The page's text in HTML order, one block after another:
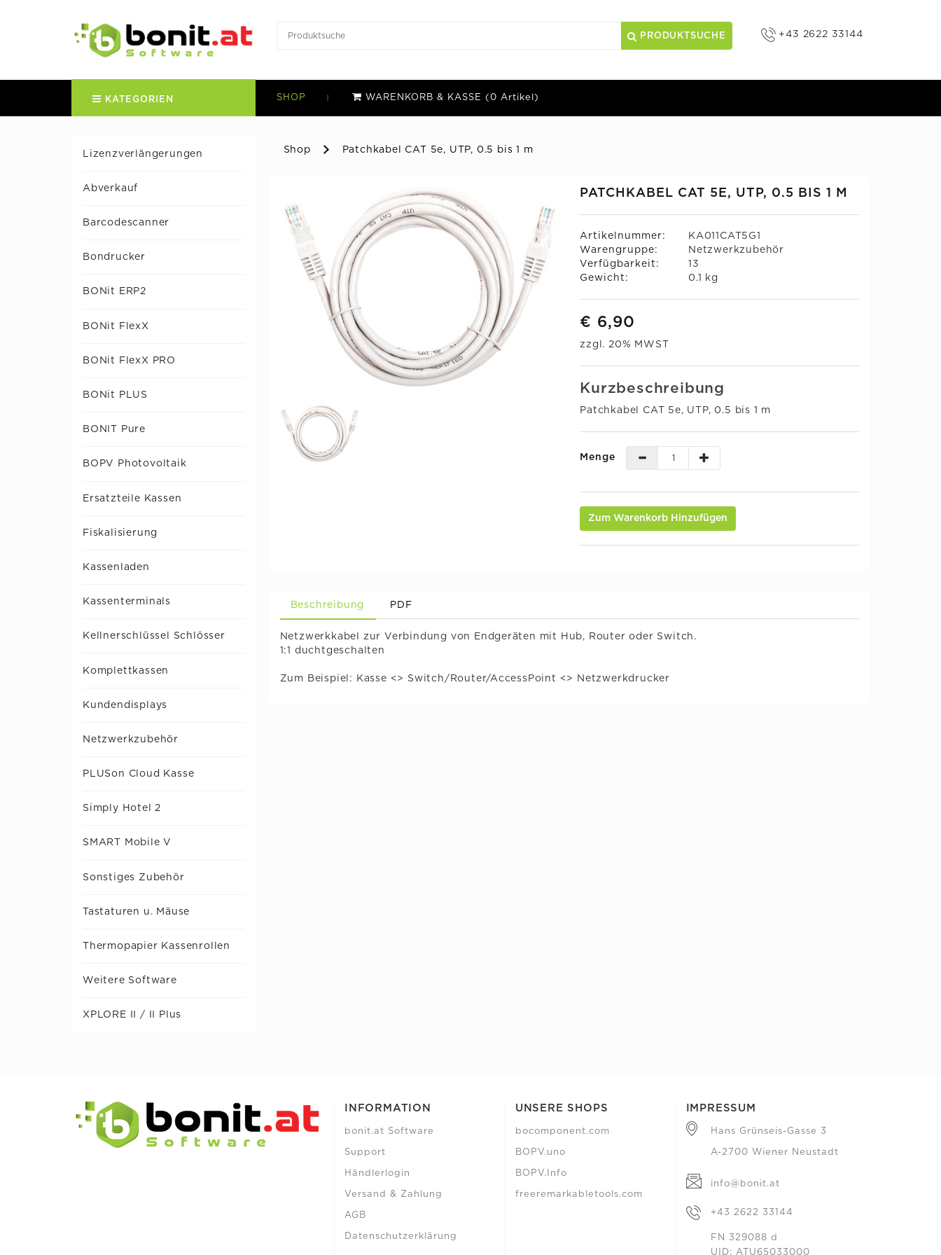
PRODUKTSUCHE +43 2622 33144
SHOP WARENKORB & KASSE (0 Artikel)
KATEGORIEN
Lizenzverlängerungen
Abverkauf
Barcodescanner
Bondrucker
BONit ERP2
BONit FlexX
BONit FlexX PRO
BONit PLUS
BONIT Pure
BOPV Photovoltaik
Ersatzteile Kassen
Fiskalisierung
Kassenladen
Kassenterminals
Kellnerschlüssel Schlösser
Komplettkassen
Kundendisplays
Netzwerkzubehör
PLUSon Cloud Kasse
Simply Hotel 2
SMART Mobile V
Sonstiges Zubehör
Tastaturen u. Mäuse
Thermopapier Kassenrollen
Weitere Software
XPLORE II / II Plus
Shop Patchkabel CAT 5e, UTP, 0.5 bis 1 m
PATCHKABEL CAT 5E, UTP, 0.5 BIS 1 M
Artikelnummer:
KA011CAT5G1
Warengruppe:
Netzwerkzubehör
Verfügbarkeit:
13
Gewicht:
0.1 kg
€ 6,90
zzgl. 20% MWST
Kurzbeschreibung
Patchkabel CAT 5e, UTP, 0.5 bis 1 m
Menge
Zum Warenkorb Hinzufügen
Beschreibung PDF
Netzwerkkabel zur Verbindung von Endgeräten mit Hub, Router oder Switch.
1:1 duchtgeschalten
Zum Beispiel: Kasse <> Switch/Router/AccessPoint <> Netzwerkdrucker
INFORMATION
bonit.at Software
Support
Händlerlogin
Versand & Zahlung
AGB
Datenschutzerklärung
UNSERE SHOPS
bocomponent.com
BOPV.uno
BOPV.Info
freeremarkabletools.com
IMPRESSUM
Hans Grünseis-Gasse 3
A-2700 Wiener Neustadt
info@bonit.at
+43 2622 33144
FN 329088 d
UID: ATU65033000